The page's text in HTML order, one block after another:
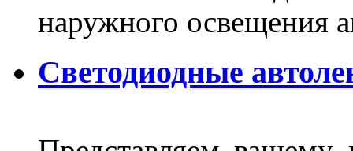
наружного освещения
Светодиодные